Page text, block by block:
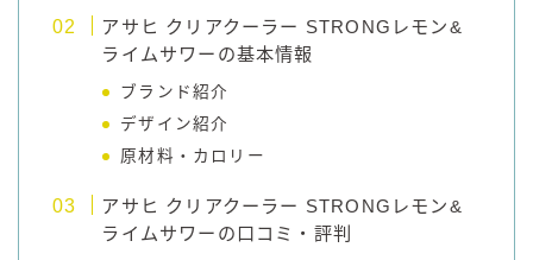
アサヒ クリアクーラー STRONGレモン&
ライムサワーの基本情報
ブランド紹介
デザイン紹介
原材料・カロリー
アサヒ クリアクーラー STRONGレモン&
ライムサワーの口コミ・評判